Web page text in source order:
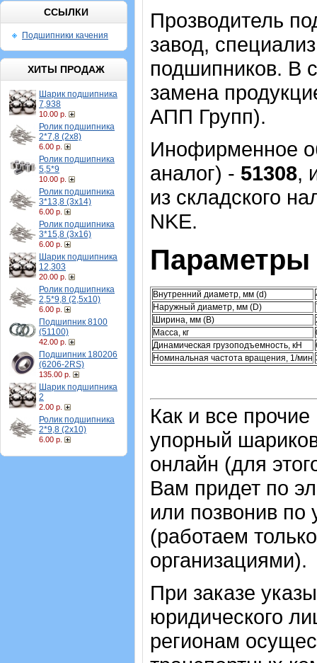
ССЫЛКИ
Подшипники качения
ХИТЫ ПРОДАЖ
Шарик подшипника
7,938
10.00 р.
Ролик подшипника
2*7,8 (2х8)
6.00 р.
Ролик подшипника
5,5*9
10.00 р.
Ролик подшипника
3*13,8 (3х14)
6.00 р.
Ролик подшипника
3*15,8 (3х16)
6.00 р.
Шарик подшипника
12,303
20.00 р.
Ролик подшипника
2,5*9,8 (2,5х10)
6.00 р.
Подшипник 8100
(51100)
42.00 р.
Подшипник 180206
(6206-2RS)
135.00 р.
Шарик подшипника
2
2.00 р.
Ролик подшипника
2*9,8 (2х10)
6.00 р.
Прозводитель
завод,
подшипников. В
замена
АПП Групп).
Инофирменное
аналог) - 51308,
из складского
NKE.
Параметры
Внутренний диаметр, мм (d)
Наружный диаметр, мм (D)
Ширина, мм (B)
Масса, кг
Динамическая грузоподъемность, кН
Номинальная частота вращения, 1/мин
Как и все
упорный
онлайн (для
Вам придет по
или позвонив
(работаем
организациями).
При заказе
юридического
регионам